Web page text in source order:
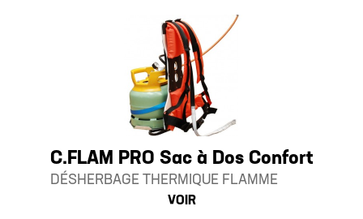
C.FLAM PRO Sac à Dos Confort
DÉSHERBAGE THERMIQUE FLAMME
VOIR